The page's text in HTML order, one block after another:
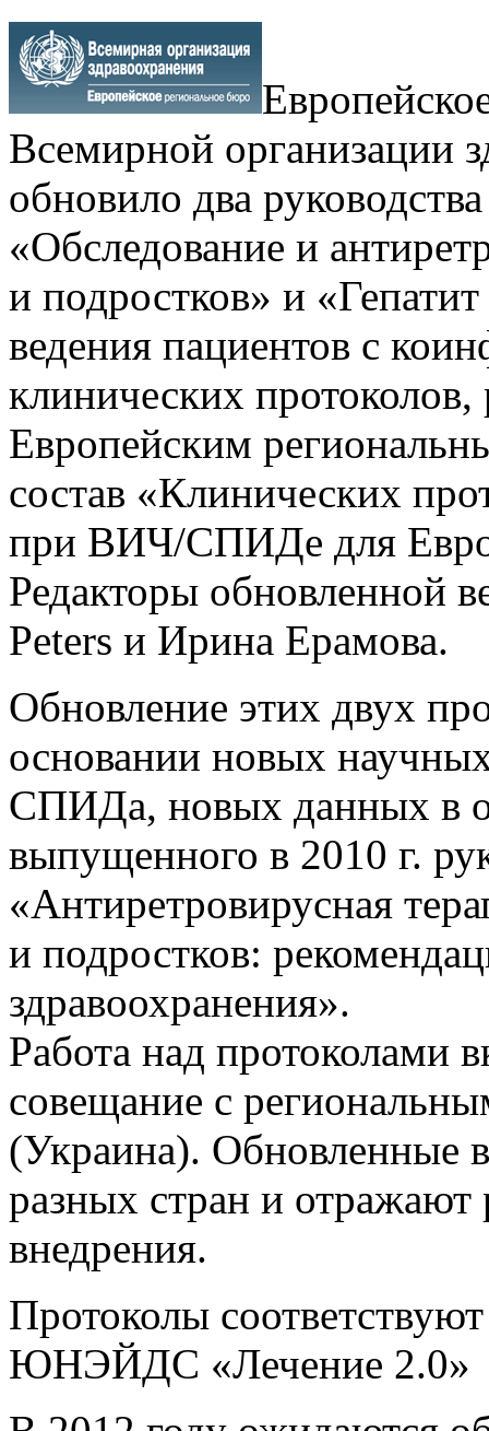
Всемирной организации
обновило два
«Обследование и
и подростков» и
ведения пациентов с
клинических
Европейским
состав «Клинических
при ВИЧ/СПИДе для
Редакторы обновленной
Peters и Ирина Ерамова.
Обновление этих двух
основании новых
СПИДа, новых данных в
выпущенного в 2010 г.
«Антиретровирусная
и подростков:
здравоохранения».
Работа над протоколами
совещание с
(Украина). Обновленные
разных стран и отражают
внедрения.
Протоколы
ЮНЭЙДС «Лечение 2.0»